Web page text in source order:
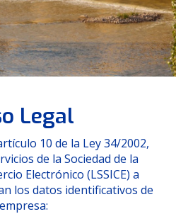
Legal
10 de la Ley 34/2002,
de la Sociedad de la
Electrónico (LSSICE) a
los datos identificativos de